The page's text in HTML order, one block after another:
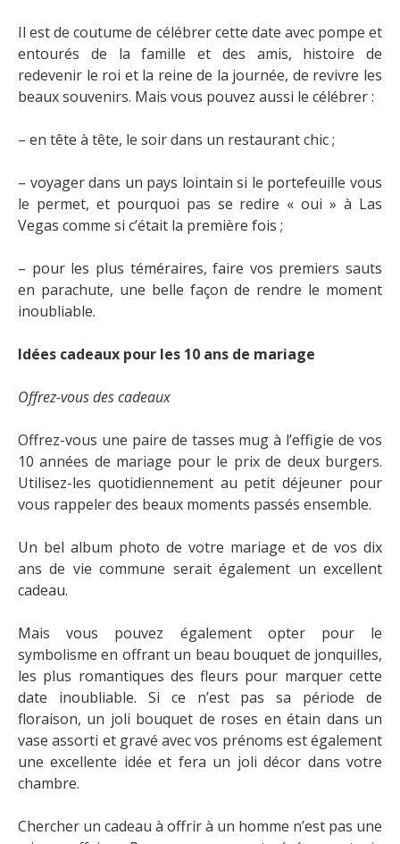
Il est de coutume de célébrer cette date avec pompe et
entourés de la famille et des amis, histoire de
redevenir le roi et la reine de la journée, de revivre les
beaux souvenirs. Mais vous pouvez aussi le célébrer :
– en tête à tête, le soir dans un restaurant chic ;
– voyager dans un pays lointain si le portefeuille vous
le permet, et pourquoi pas se redire « oui » à Las
Vegas comme si c’était la première fois ;
– pour les plus téméraires, faire vos premiers sauts
en parachute, une belle façon de rendre le moment
inoubliable.
Idées cadeaux pour les 10 ans de mariage
Offrez-vous des cadeaux
Offrez-vous une paire de tasses mug à l’effigie de vos
10 années de mariage pour le prix de deux burgers.
Utilisez-les quotidiennement au petit déjeuner pour
vous rappeler des beaux moments passés ensemble.
Un bel album photo de votre mariage et de vos dix
ans de vie commune serait également un excellent
cadeau.
Mais vous pouvez également opter pour le
symbolisme en offrant un beau bouquet de jonquilles,
les plus romantiques des fleurs pour marquer cette
date inoubliable. Si ce n’est pas sa période de
floraison, un joli bouquet de roses en étain dans un
vase assorti et gravé avec vos prénoms est également
une excellente idée et fera un joli décor dans votre
chambre.
Chercher un cadeau à offrir à un homme n’est pas une